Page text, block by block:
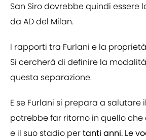
San Siro dovrebbe quindi essere
da AD del Milan.
I rapporti tra Furlani e la
Si cercherà di definire la
questa separazione.
E se Furlani si prepara a salutare
potrebbe far ritorno in quello che
e il suo stadio pertanti anni. Le